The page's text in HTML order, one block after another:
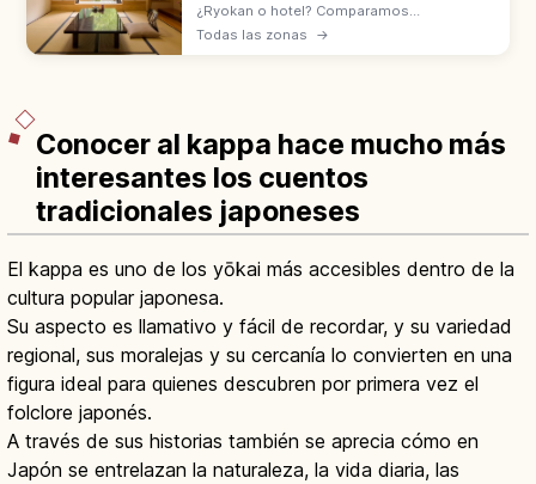
¿Ryokan o hotel? Comparamos
habitaciones, comidas, onsen y normas del
Todas las zonas →
Conocer al kappa hace mucho más
interesantes los cuentos
tradicionales japoneses
El kappa es uno de los yōkai más accesibles dentro de la
cultura popular japonesa.
Su aspecto es llamativo y fácil de recordar, y su variedad
regional, sus moralejas y su cercanía lo convierten en una
figura ideal para quienes descubren por primera vez el
folclore japonés.
A través de sus historias también se aprecia cómo en
Japón se entrelazan la naturaleza, la vida diaria, las